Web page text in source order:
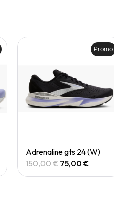
Quick View
Promo
Adrenaline gts 24 (W)
150,00 € 75,00 €